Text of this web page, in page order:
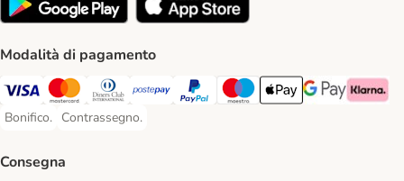
Modalità di pagamento
Visa. Payment Method
Mastercard. Payment Method
Diners Club. Payment Method
Postepay. Payment Method
PayPal. Payment Method
Maestro. Payment Method
Apple pay. Payment
Google Pay
Klarna
Bonifico.
Bonifico. Payment Method
Contrassegno.
Contrassegno. Payment Method
Consegna